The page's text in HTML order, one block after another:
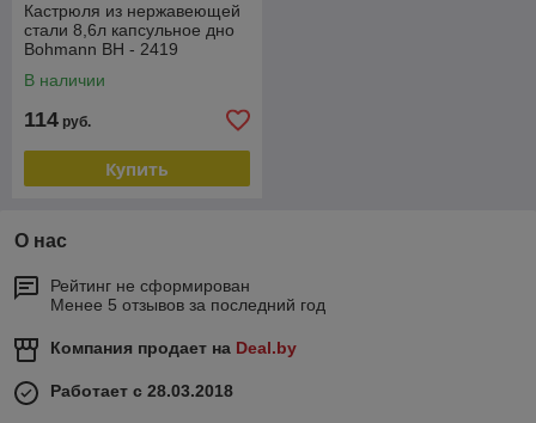
Кастрюля из нержавеющей
стали 8,6л капсульное дно
Bohmann BH - 2419
В наличии
114 руб.
Купить
О нас
Рейтинг не сформирован
Менее 5 отзывов за последний год
Компания продает на Deal.by
Работает с 28.03.2018